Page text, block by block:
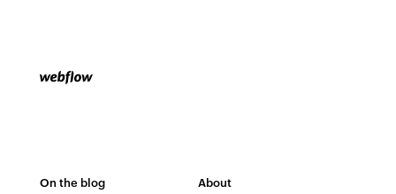
On the blog About